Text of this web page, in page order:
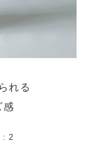
れる
感
: 2